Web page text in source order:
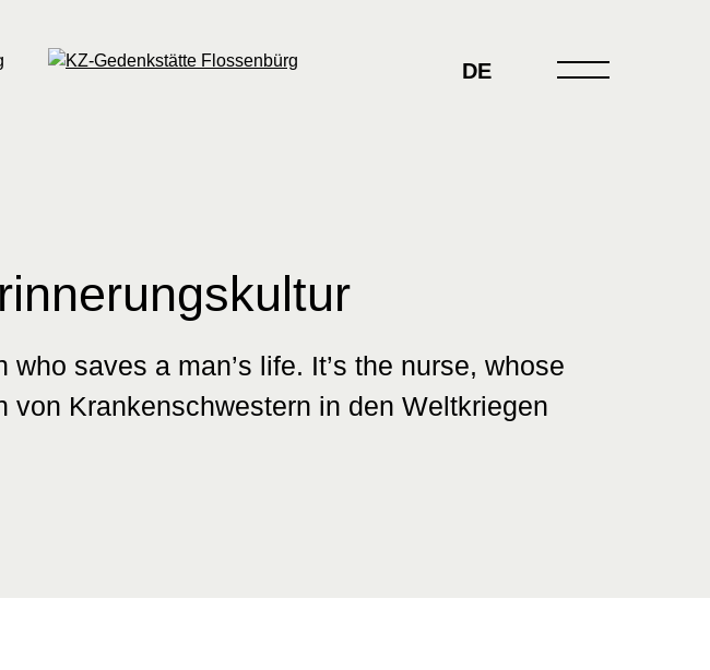
DE
saves a man’s life. It’s the nurse, whose
Krankenschwestern in den Weltkriegen